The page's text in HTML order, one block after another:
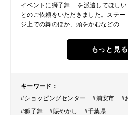
イベントに獅子舞
を派遣してほしい
とのご依頼をいただきました。ステー
ジ上での舞のほか、頭をかむなどのお
いというご要望をいただきました。
もっと見る
キーワード ：
#ショッピングセンター
#浦安市 #
#獅子舞
#賑やかし #千葉県